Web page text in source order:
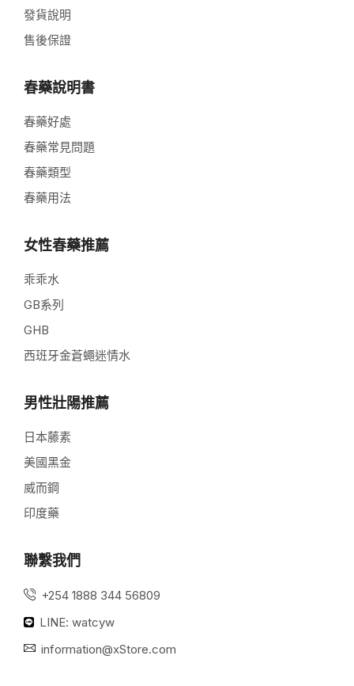
發貨說明
售後保證
春藥說明書
春藥好處
春藥常見問題
春藥類型
春藥用法
女性春藥推薦
乖乖水
GB系列
GHB
西班牙金蒼蠅迷情水
男性壯陽推薦
日本藤素
美國黑金
威而鋼
印度藥
聯繫我們
+254 1888 344 56809
LINE: watcyw
information@xStore.com